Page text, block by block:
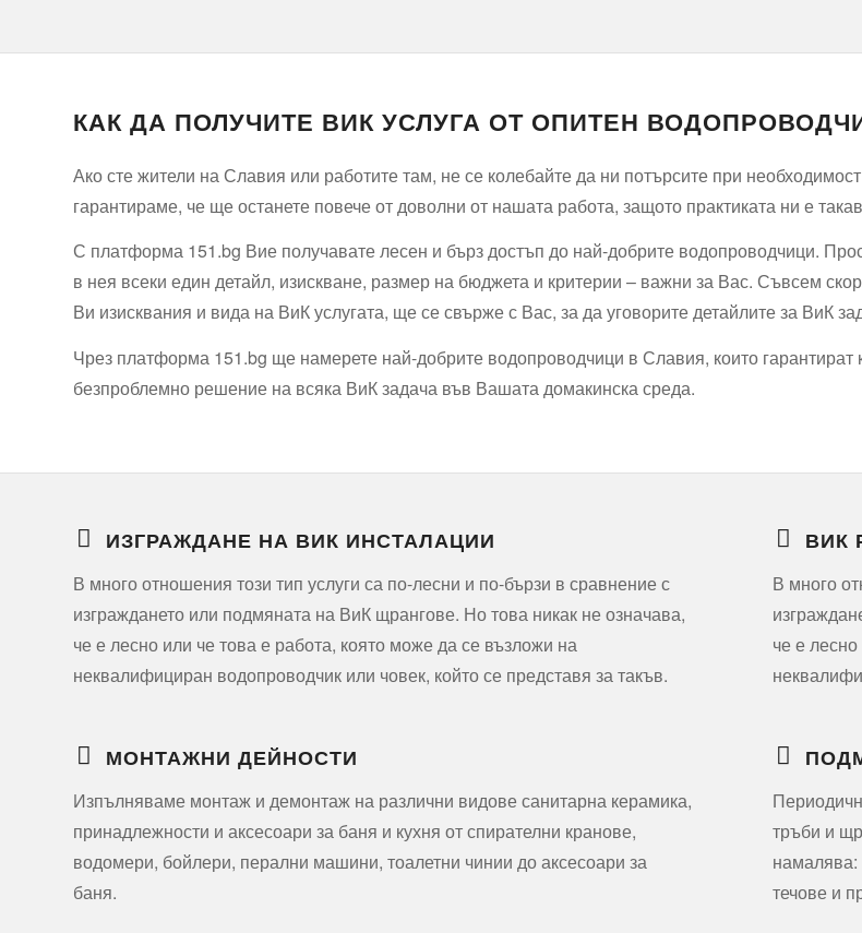
КАК ДА ПОЛУЧИТЕ ВИК УСЛУГА ОТ ОПИТЕН
Ако сте жители на Славия или работите там, не се колебайте да ни потърсите при
гарантираме, че ще останете повече от доволни от нашата работа, защото практиката ни е
С платформа 151.bg Вие получавате лесен и бърз достъп до най-добрите водопроводчици.
в нея всеки един детайл, изискване, размер на бюджета и критерии – важни за Вас. Съвсем
Ви изисквания и вида на ВиК услугата, ще се свърже с Вас, за да уговорите детайлите за ВиК
Чрез платформа 151.bg ще намерете най-добрите водопроводчици в Славия, които
безпроблемно решение на всяка ВиК задача във Вашата домакинска среда.
ИЗГРАЖДАНЕ НА ВИК ИНСТАЛАЦИИ
В много отношения този тип услуги са по-лесни и по-бързи в сравнение с
изграждането или подмяната на ВиК щрангове. Но това никак не означава,
че е лесно или че това е работа, която може да се възложи на
неквалифициран водопроводчик или човек, който се представя за такъв.
ВИК
В много
че е
МОНТАЖНИ ДЕЙНОСТИ
Изпълняваме монтаж и демонтаж на различни видове санитарна керамика,
принадлежности и аксесоари за баня и кухня от спирателни кранове,
водомери, бойлери, перални машини, тоалетни чинии до аксесоари за
баня.
тръби и
намалява:
течове и